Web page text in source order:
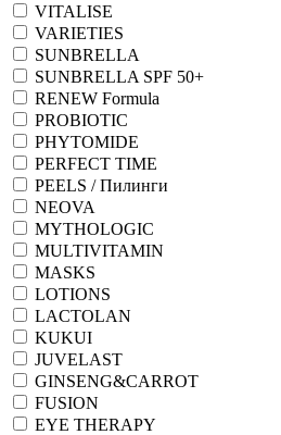
VITALISE
VARIETIES
SUNBRELLA
SUNBRELLA SPF 50+
RENEW Formula
PROBIOTIC
PHYTOMIDE
PERFECT TIME
PEELS / Пилинги
NEOVA
MYTHOLOGIC
MULTIVITAMIN
MASKS
LOTIONS
LACTOLAN
KUKUI
JUVELAST
GINSENG&CARROT
FUSION
EYE THERAPY